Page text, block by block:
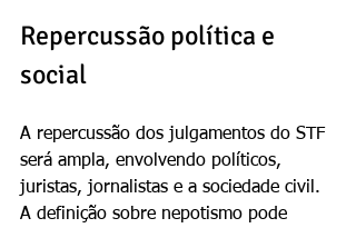
Repercussão política e
social
A repercussão dos julgamentos do STF
será ampla, envolvendo políticos,
juristas, jornalistas e a sociedade civil.
A definição sobre nepotismo pode